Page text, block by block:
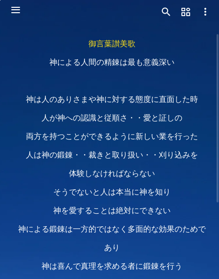
御言葉讃美歌
神による人間の精錬は最も意義深い
神は人のありさまや神に対する態度に直面した時
人が神への認識と従順さ・・愛と証しの
両方を持つことができるように新しい業を行った
人は神の鍛錬・・裁きと取り扱い・・刈り込みを
体験しなければならない
そうでないと人は本当に神を知り
神を愛することは絶対にできない
神による鍛錬は一方的ではなく多面的な効果のためで
あり
神は喜んで真理を求める者に鍛錬を行う